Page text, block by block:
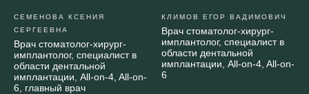
СЕМЕНОВА КСЕНИЯ
СЕРГЕЕВНА
Врач стоматолог-хирург-
имплантолог, специалист в
области дентальной
имплантации, All-on-4, All-on-
6, главный врач
КЛИМОВ ЕГОР ВАДИМОВИЧ
Врач стоматолог-хирург-
имплантолог, специалист в
области дентальной
имплантации, All-on-4, All-on-
6